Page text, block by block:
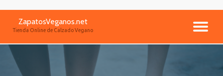
contenido
ZapatosVeganos.net
Tienda Online de Calzado Vegano